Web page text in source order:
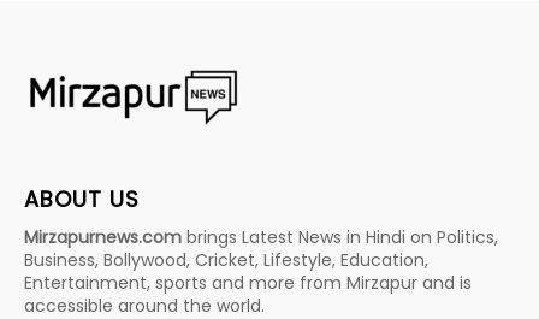
ABOUT US
Mirzapurnews.com brings Latest News in Hindi on Politics,
Business, Bollywood, Cricket, Lifestyle, Education,
Entertainment, sports and more from Mirzapur and is
accessible around the world.